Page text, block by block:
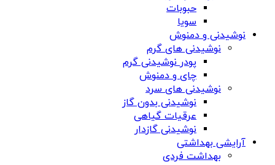
حبوبات
سویا
نوشیدنی و دمنوش
نوشیدنی های گرم
پودر نوشیدنی گرم
چای و دمنوش
نوشیدنی های سرد
نوشیدنی بدون گاز
عرقیات گیاهی
نوشیدنی گازدار
آرایشی بهداشتی
بهداشت فردی